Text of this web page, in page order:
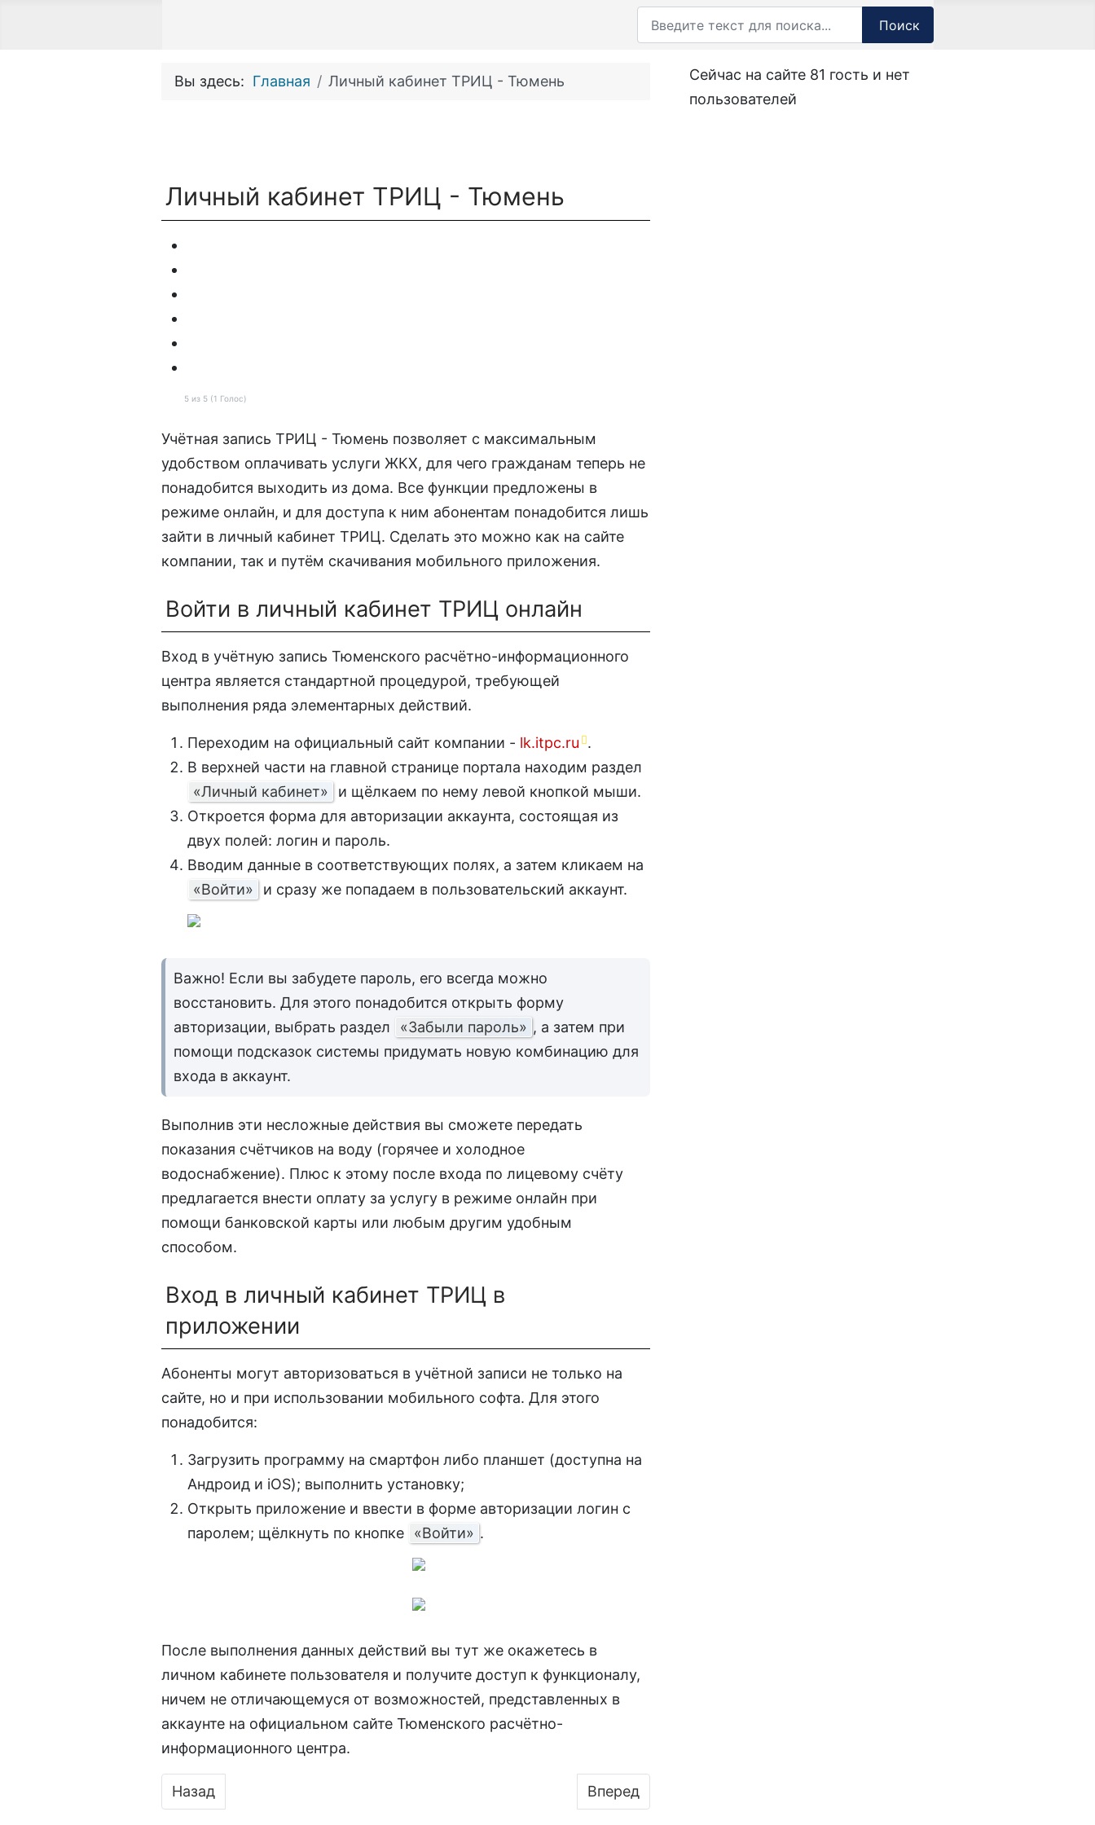
Поиск
Вы здесь: Главная Личный кабинет ТРИЦ - Тюмень
Личный кабинет ТРИЦ - Тюмень
5 из 5 (1 Голос)
Учётная запись ТРИЦ - Тюмень позволяет с максимальным
удобством оплачивать услуги ЖКХ, для чего гражданам теперь не
понадобится выходить из дома. Все функции предложены в
режиме онлайн, и для доступа к ним абонентам понадобится лишь
зайти в личный кабинет ТРИЦ. Сделать это можно как на сайте
компании, так и путём скачивания мобильного приложения.
Войти в личный кабинет ТРИЦ онлайн
Вход в учётную запись Тюменского расчётно-информационного
центра является стандартной процедурой, требующей
выполнения ряда элементарных действий.
Переходим на официальный сайт компании - lk.itpc.ru .
В верхней части на главной странице портала находим раздел
«Личный кабинет»
и щёлкаем по нему левой кнопкой мыши.
Откроется форма для авторизации аккаунта, состоящая из
двух полей: логин и пароль.
Вводим данные в соответствующих полях, а затем кликаем на
«Войти»
и сразу же попадаем в пользовательский аккаунт.
Важно! Если вы забудете пароль, его всегда можно
восстановить. Для этого понадобится открыть форму
авторизации, выбрать раздел
«Забыли пароль» , а затем при
помощи подсказок системы придумать новую комбинацию для
входа в аккаунт.
Выполнив эти несложные действия вы сможете передать
показания счётчиков на воду (горячее и холодное
водоснабжение). Плюс к этому после входа по лицевому счёту
предлагается внести оплату за услугу в режиме онлайн при
помощи банковской карты или любым другим удобным
способом.
Вход в личный кабинет ТРИЦ в
приложении
Абоненты могут авторизоваться в учётной записи не только на
сайте, но и при использовании мобильного софта. Для этого
понадобится:
Загрузить программу на смартфон либо планшет (доступна на
Андроид и iOS); выполнить установку;
Открыть приложение и ввести в форме авторизации логин с
паролем; щёлкнуть по кнопке
«Войти» .
После выполнения данных действий вы тут же окажетесь в
личном кабинете пользователя и получите доступ к функционалу,
ничем не отличающемуся от возможностей, представленных в
аккаунте на официальном сайте Тюменского расчётно-
информационного центра.
Предыдущий: Личный кабинет Электронный Город - Новосибирск
Назад Следующий: ST65 Личный Кабинет
Вперед
Сейчас на сайте 81 гость и нет
пользователей